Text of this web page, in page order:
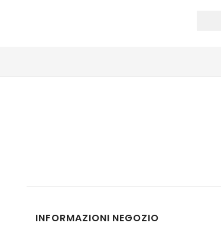
INFORMAZIONI NEGOZIO